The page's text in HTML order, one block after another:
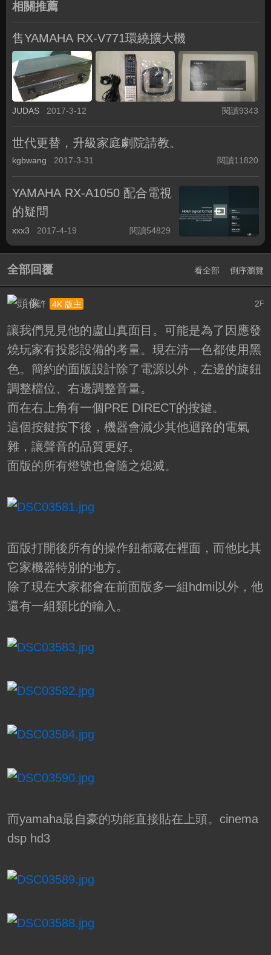
相關推薦
售YAMAHA RX-V771環繞擴大機
JUDAS 2017-3-12 閱讀9343
世代更替，升級家庭劇院請教。
kgbwang 2017-3-31 閱讀11820
YAMAHA RX-A1050 配合電視
的疑問
xxx3 2017-4-19 閱讀54829
全部回覆 看全部 倒序瀏覽
2 F
小許 4K 版主
讓我們見見他的盧山真面目。可能是為了因應發
燒玩家有投影設備的考量。現在清一色都使用黑
色。簡約的面版設計除了電源以外，左邊的旋鈕
調整檔位、右邊調整音量。
而在右上角有一個PRE DIRECT的按鍵。
這個按鍵按下後，機器會減少其他迴路的電氣
雜，讓聲音的品質更好。
面版的所有燈號也會隨之熄滅。
面版打開後所有的操作鈕都藏在裡面，而他比其
它家機器特別的地方。
除了現在大家都會在前面版多一組hdmi以外，他
還有一組類比的輸入。
而yamaha最自豪的功能直接貼在上頭。cinema
dsp hd3